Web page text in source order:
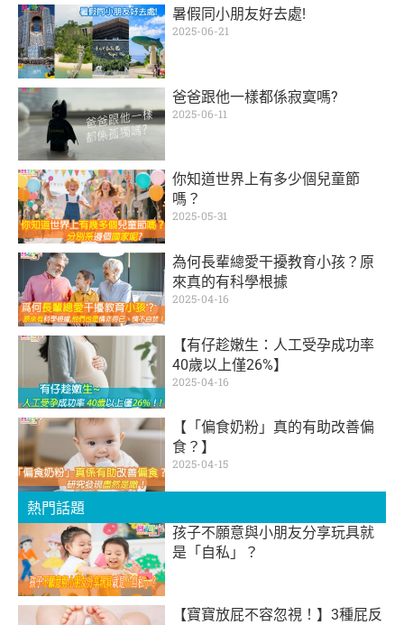
暑假同小朋友好去處!
2025-06-21
爸爸跟他一樣都係寂寞嗎?
2025-06-11
你知道世界上有多少個兒童節
嗎？
2025-05-31
為何長輩總愛干擾教育小孩？原
來真的有科學根據
2025-04-16
【有仔趁嫩生：人工受孕成功率
40歲以上僅26%】
2025-04-16
【「偏食奶粉」真的有助改善偏
食？】
2025-04-15
熱門話題
孩子不願意與小朋友分享玩具就
是「自私」？
【寶寶放屁不容忽視！】3種屁反